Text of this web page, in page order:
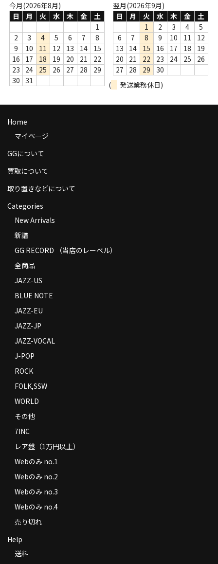
Webのみ no.2
Webのみ no.3
Webのみ no.4
売り切れ
商品の発送
お支払い方法
Privacy Policy
特定商取引法に基づく表示
今月(2026年8月)
日
月 火 水 木 金
土
1
2
3 4 5 6 7
8
9
10 11 12 13 14
15
16
17 18 19 20 21
22
23
24 25 26 27 28
29
30
31
翌月(2026年9月)
日
月 火 水 木 金
土
1
2 3 4
5
6
7 8 9 10 11
12
13
14 15 16 17 18
19
20
21 22 23 24 25
26
27
28 29
30
(
発送業務休日)
Home
マイページ
GGについて
買取について
取り置きなどについて
Categories
New Arrivals
新譜
GG RECORD （当店のレーベル）
全商品
JAZZ-US
BLUE NOTE
JAZZ-EU
JAZZ-JP
JAZZ-VOCAL
J-POP
ROCK
FOLK,SSW
WORLD
その他
7INC
レア盤（1万円以上）
Webのみ no.1
Webのみ no.2
Webのみ no.3
Webのみ no.4
売り切れ
Help
送料